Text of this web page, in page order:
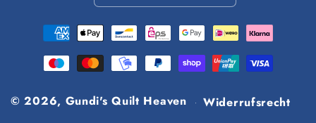
Zahlungsmethoden
© 2026, Gundi's Quilt Heaven
Widerrufsrecht